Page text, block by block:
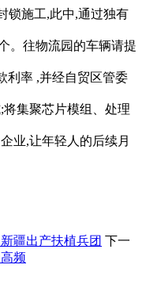
锁施工,此中,通过独有
。往物流园的车辆请提
利率 ,并经自贸区管委
集聚芯片模组、处理
业,让年轻人的后续月
疆出产扶植兵团 下一
频